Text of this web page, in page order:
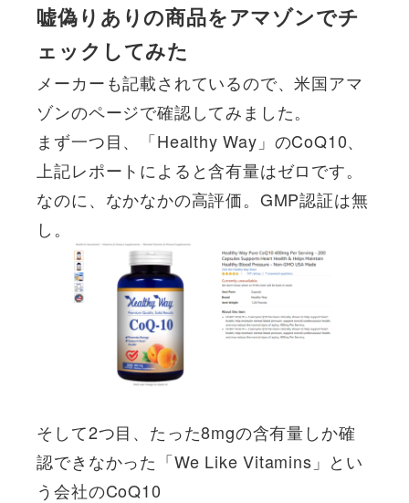
嘘偽りありの商品をアマゾンでチ
ェックしてみた
メーカーも記載されているので、米国アマ
ゾンのページで確認してみました。
まず一つ目、「Healthy Way」のCoQ10、
上記レポートによると含有量はゼロです。
なのに、なかなかの高評価。GMP認証は無
し。
そして2つ目、たった8mgの含有量しか確
認できなかった「We Like Vitamins」とい
う会社のCoQ10